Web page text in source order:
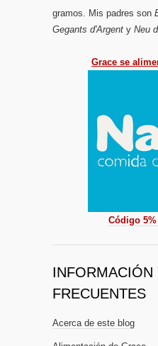
gramos. Mis padres son
Gegants d'Argent y Neu
Grace se
Código
INFORMACIÓN
FRECUENTES
Acerca de este blog